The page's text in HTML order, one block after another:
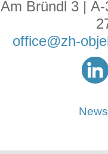
Am Bründl 3 |
office@zh-